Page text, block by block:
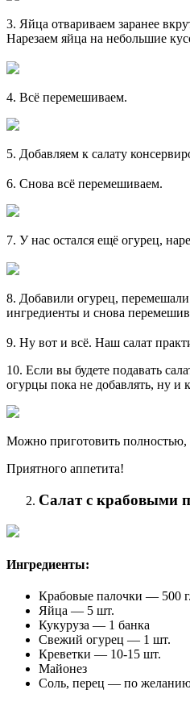
3. Яйца отвариваем заранее
Нарезаем яйца на небольшие
4. Всё перемешиваем.
5. Добавляем к салату
6. Снова всё перемешиваем.
7. У нас остался ещё огурец,
8. Добавили огурец,
ингредиенты и снова
9. Ну вот и всё. Наш салат
10. Если вы будете подавать
огурцы пока не добавлять, ну и
Можно приготовить полностью,
Приятного аппетита!
Салат с крабовыми
Ингредиенты:
Крабовые палочки — 500 г.
Яйца — 5 шт.
Кукуруза — 1 банка
Свежий огурец — 1 шт.
Креветки — 10-15 шт.
Майонез
Соль, перец — по